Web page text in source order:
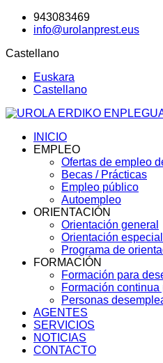
943083469
info@urolanprest.eus
Castellano
Euskara
Castellano
INICIO
EMPLEO
Ofertas de empleo
Becas / Prácticas
Empleo público
Autoempleo
ORIENTACIÓN
Orientación general
Orientación
Programa de
FORMACIÓN
Formación para
Formación
Personas
AGENTES
SERVICIOS
NOTICIAS
CONTACTO